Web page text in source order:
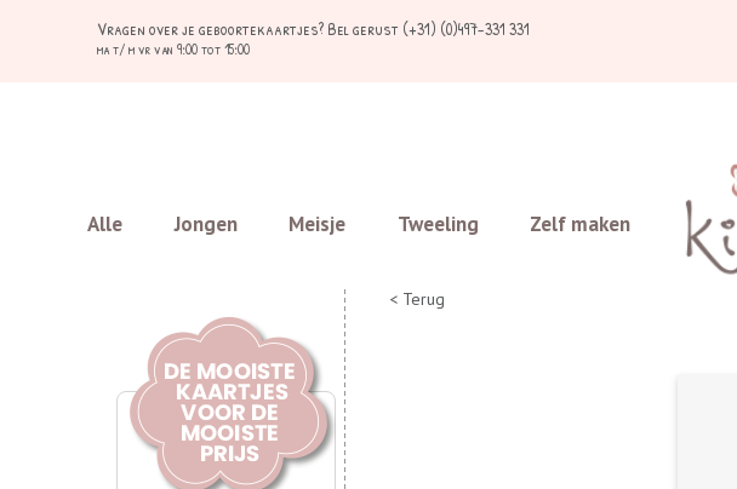
Vragen over je geboortekaartjes? Bel gerust (+31) (0)497-331 331
ma t/ m vr van 9:00 tot 15:00
Alle Jongen Meisje Tweeling Zelf maken
< Terug